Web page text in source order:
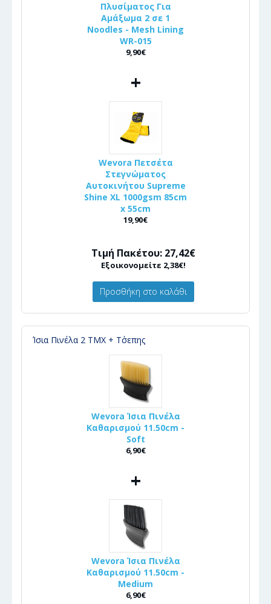
Πλυσίματος Για
Αμάξωμα 2 σε 1
Noodles - Mesh Lining
WR-015
9,90€
+
Wevora Πετσέτα
Στεγνώματος
Αυτοκινήτου Supreme
Shine XL 1000gsm 85cm
x 55cm
19,90€
Τιμή Πακέτου: 27,42€
Εξοικονομείτε 2,38€!
Προσθήκη στο καλάθι
Ίσια Πινέλα 2 ΤΜΧ + Τ΄σεπης
Wevora Ίσια Πινέλα
Καθαρισμού 11.50cm -
Soft
6,90€
+
Wevora Ίσια Πινέλα
Καθαρισμού 11.50cm -
Medium
6,90€